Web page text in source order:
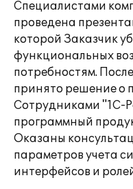
Специалистами
проведена
которой Заказчик
функциональных
потребностям.
принято решение о
Сотрудниками "1С-
программный
Оказаны
параметров учета
интерфейсов и